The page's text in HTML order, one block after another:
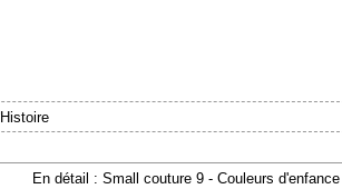
En détail : Small couture 9 - Couleurs d'enfance